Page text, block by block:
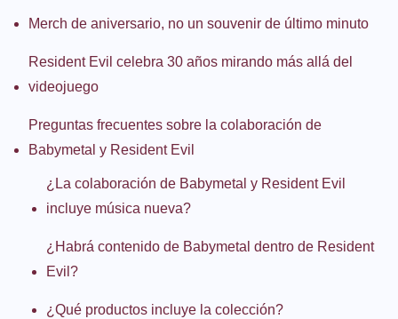
Merch de aniversario, no un souvenir de último minuto
Resident Evil celebra 30 años mirando más allá del
videojuego
Preguntas frecuentes sobre la colaboración de
Babymetal y Resident Evil
¿La colaboración de Babymetal y Resident Evil
incluye música nueva?
¿Habrá contenido de Babymetal dentro de Resident
Evil?
¿Qué productos incluye la colección?